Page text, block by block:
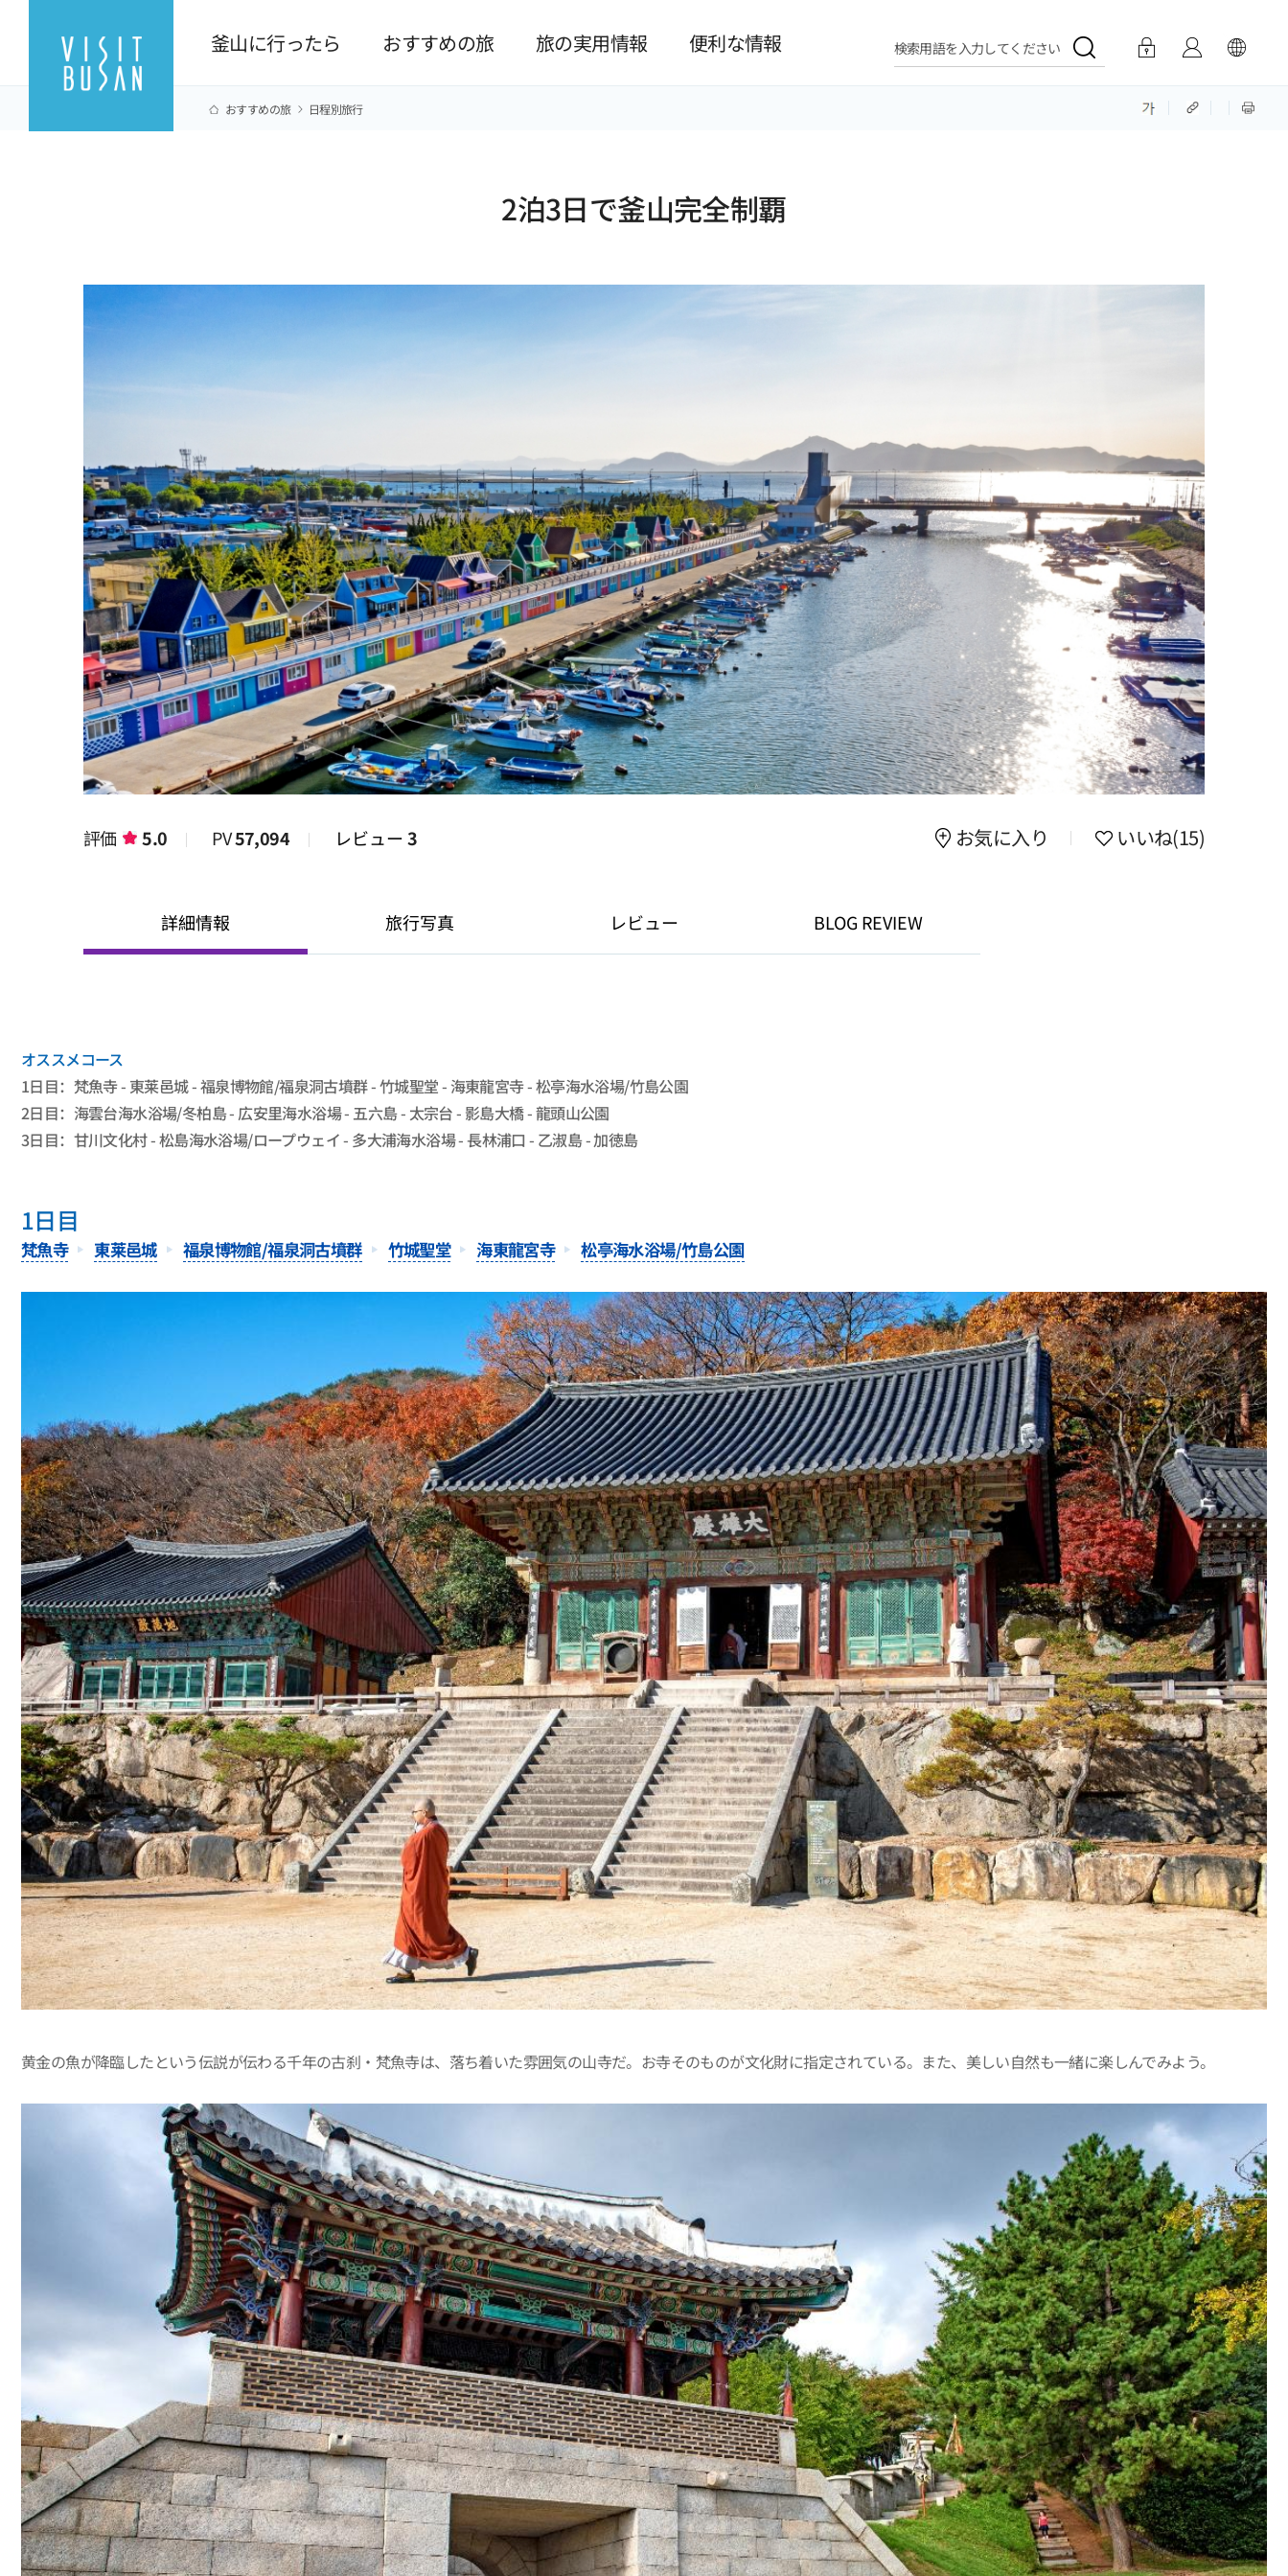
釜山に行ったら おすすめの旅 旅の実用情報 便利な情報 検索用語を入力してください
おすすめの旅 日程別旅行
2泊3日で釜山完全制覇
評価 5.0 PV57,094 レビュー3 お気に入り いいね(15)
詳細情報 旅行写真 レビュー BLOG REVIEW
オススメコース
1日目：梵魚寺 - 東莱邑城 - 福泉博物館/福泉洞古墳群 - 竹城聖堂 - 海東龍宮寺 - 松亭海水浴場/竹島公園
2日目：海雲台海水浴場/冬柏島 - 広安里海水浴場 - 五六島 - 太宗台 - 影島大橋 - 龍頭山公園
3日目：甘川文化村 - 松島海水浴場/ロープウェイ - 多大浦海水浴場 - 長林浦口 - 乙淑島 - 加徳島
1日目
梵魚寺 東莱邑城 福泉博物館/福泉洞古墳群 竹城聖堂 海東龍宮寺 松亭海水浴場/竹島公園
黄金の魚が降臨したという伝説が伝わる千年の古刹・梵魚寺は、落ち着いた雰囲気の山寺だ。お寺そのものが文化財に指定されている。また、美しい自然も一緒に楽しんでみよう。